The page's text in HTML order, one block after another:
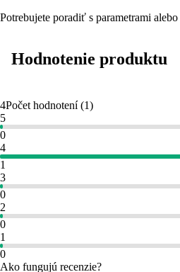
Potrebujete poradiť s parametrami
Hodnotenie produktu
4Počet hodnotení(1)
5
0
4
1
3
0
2
0
1
0
Ako fungujú recenzie?